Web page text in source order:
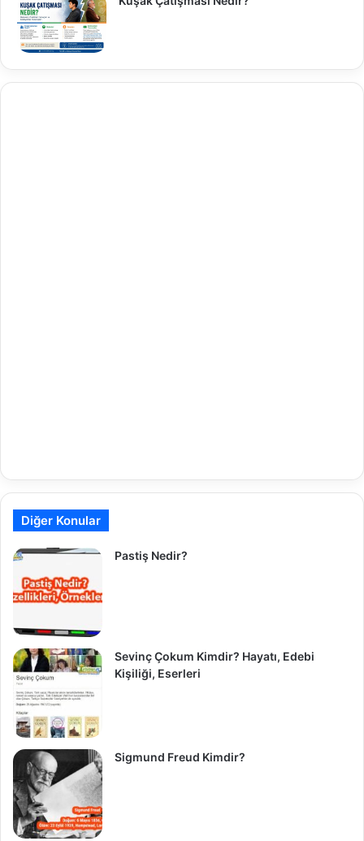
Diğer Konular
Pastiş Nedir?
Sevinç Çokum Kimdir? Hayatı, Edebi
Kişiliği, Eserleri
Sigmund Freud Kimdir?